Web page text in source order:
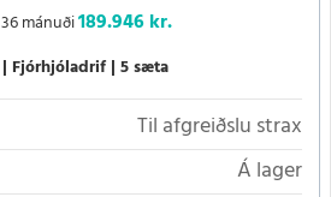
mánuði189.946 kr.
Fjórhjóladrif 5 sæta
Til afgreiðslu strax
Á lager